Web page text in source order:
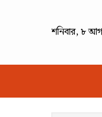
শনিবার, ৮